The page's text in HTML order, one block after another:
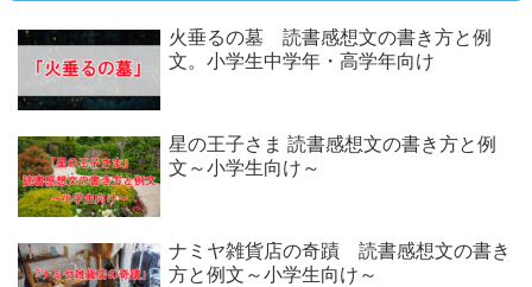
火垂るの墓 読書感想文の書き方と例
文。小学生中学年・高学年向け
星の王子さま 読書感想文の書き方と例
文～小学生向け～
ナミヤ雑貨店の奇蹟 読書感想文の書き
方と例文～小学生向け～